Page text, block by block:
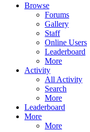
Browse
Forums
Gallery
Staff
Online Users
Leaderboard
More
Activity
All Activity
Search
More
Leaderboard
More
More